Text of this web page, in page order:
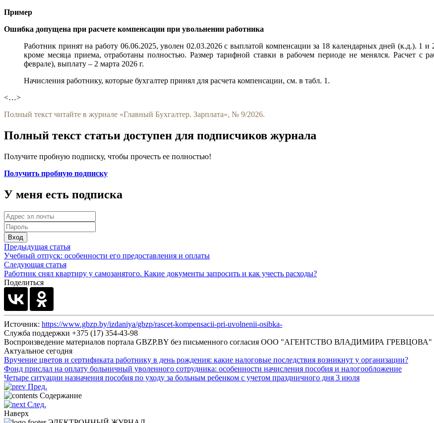
Пример
Ошибка допущена при расчете компенсации при увольнении работника
Работник принят на работу 06.06.2025, уволен 02.03.2026 с выплатой компенсации за 18 календарных дней (к.д.). 1
кроме месяца приема, отработаны полностью. Размер тарифной ставки в рабочем периоде не менялся. Расчет с
феврале), выплату – 2 марта 2026 г.
Начисления работнику, которые бухгалтер принял для расчета компенсации, см. в табл. 1.
<…>
Полный текст читайте в журнале «Главный Бухгалтер. Зарплата», № 9/2026.
Полный текст статьи доступен для подписчиков журнала
Получите пробную подписку, чтобы прочесть ее полностью!
Получить пробную подписку
У меня есть подписка
Вход
Предыдущая статья
Учебный отпуск: особенности его предоставления и оплаты
Следующая статья
Работник снял квартиру у самозанятого. Какие документы запросить и как учесть расходы?
Поделиться
Источник: https://www.gbzp.by/izdaniya/gbzp/rascet-kompensacii-pri-uvolnenii-osibka-
Служба поддержки +375 (17) 354-43-98
Воспроизведение материалов портала GBZP.BY без письменного согласия OOO "АГЕНТСТВО ВЛАДИМИРА ГРЕВЦОВА"
Актуальное сегодня
Вручение цветов и сертификата работнику в день рождения: какие налоговые последствия возникнут у организации?
Фонд прислал на оплату больничный уволенного сотрудника: особенности начисления пособия и налогообложение
Четыре ситуации назначения пособия по уходу за больным ребенком с учетом праздничного дня 3 июля
Пред.
Содержание
След.
Наверх